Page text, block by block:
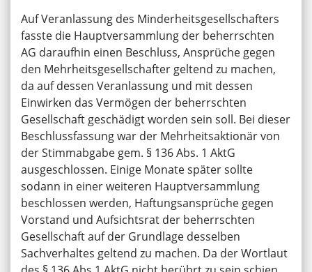
Auf Veranlassung des Minderheitsgesellschafters
fasste die Hauptversammlung der beherrschten
AG daraufhin einen Beschluss, Ansprüche gegen
den Mehrheitsgesellschafter geltend zu machen,
da auf dessen Veranlassung und mit dessen
Einwirken das Vermögen der beherrschten
Gesellschaft geschädigt worden sein soll. Bei dieser
Beschlussfassung war der Mehrheitsaktionär von
der Stimmabgabe gem. § 136 Abs. 1 AktG
ausgeschlossen. Einige Monate später sollte
sodann in einer weiteren Hauptversammlung
beschlossen werden, Haftungsansprüche gegen
Vorstand und Aufsichtsrat der beherrschten
Gesellschaft auf der Grundlage desselben
Sachverhaltes geltend zu machen. Da der Wortlaut